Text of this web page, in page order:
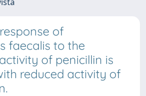
of
faecalis to the
of penicillin is
reduced activity of